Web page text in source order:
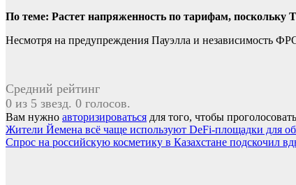
По теме: Растет напряженность по тарифам, поскольку
Несмотря на предупреждения Пауэлла и независимость
Средний рейтинг
0 из 5 звезд. 0 голосов.
Вам нужно авторизироваться для того, чтобы
Навигация
по
Жители Йемена всё чаще используют DeFi-площадки для
Спрос на российскую косметику в Казахстане подскочил